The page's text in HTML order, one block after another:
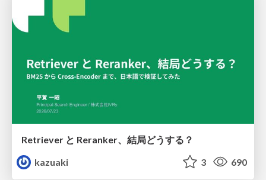
Retriever と Reranker、結局どうする？
kazuaki
3 690